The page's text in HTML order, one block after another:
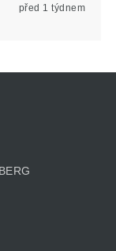
před 1 týdnem